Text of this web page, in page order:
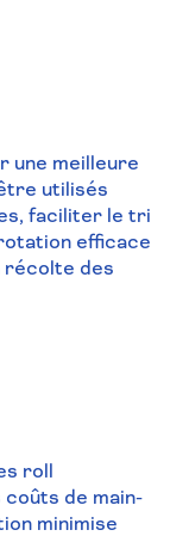
une meilleure
utilisés
faciliter le tri
efficace
récolte des
roll
de main-
minimise